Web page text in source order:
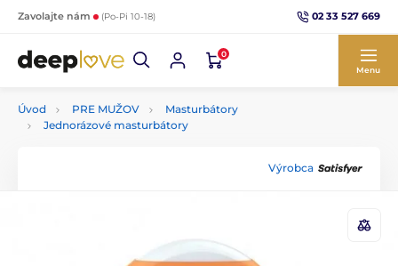
Zavolajte nám (Po-Pi 10-18) 02 33 527 669
0
Menu
Úvod PRE MUŽOV
Masturbátory
Jednorázové masturbátory
Výrobca